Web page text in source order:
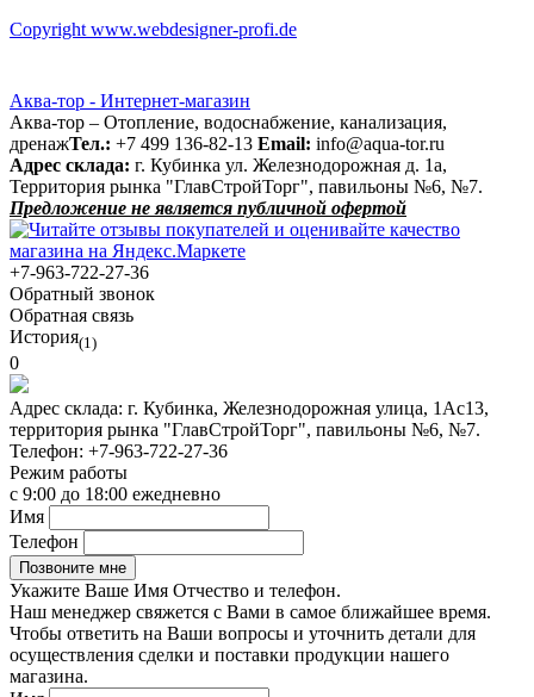
Copyright www.webdesigner-profi.de
Аква-тор - Интернет-магазин
Аква-тор – Отопление, водоснабжение, канализация,
дренажТел.: +7 499 136-82-13 Email: info@aqua-tor.ru
Адрес склада: г. Кубинка ул. Железнодорожная д. 1а,
Территория рынка "ГлавСтройТорг", павильоны №6, №7.
Предложение не является публичной офертой
+7-963-722-27-36
Обратный звонок
Обратная связь
История(1)
0
Адрес склада: г. Кубинка, Железнодорожная улица, 1Ас13,
территория рынка "ГлавСтройТорг", павильоны №6, №7.
Телефон: +7-963-722-27-36
Режим работы
с 9:00 до 18:00 ежедневно
Имя
Телефон
Укажите Ваше Имя Отчество и телефон.
Наш менеджер свяжется с Вами в самое ближайшее время.
Чтобы ответить на Ваши вопросы и уточнить детали для
осуществления сделки и поставки продукции нашего
магазина.